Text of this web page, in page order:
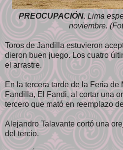
PREOCUPACIÓN.Lima
noviembre.
Toros de Jandilla estuvieron
dieron buen juego. Los cuatro
el arrastre.
En la tercera tarde de la Feria de
Fandilla, El Fandi, al cortar una
tercero que mató en reemplazo
Alejandro Talavante cortó una
del tercio.